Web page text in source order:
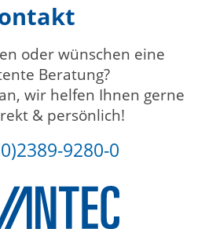
oder wünschen eine
Beratung?
wir helfen Ihnen gerne
& persönlich!
9280-0